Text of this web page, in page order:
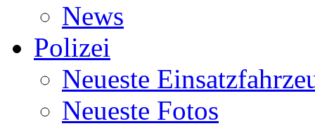
News
Polizei
Neueste
Neueste Fotos